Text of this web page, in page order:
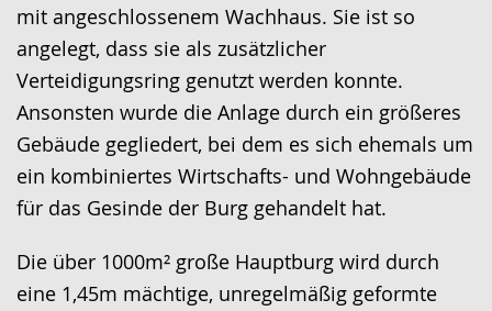
mit angeschlossenem Wachhaus. Sie ist so
angelegt, dass sie als zusätzlicher
Verteidigungsring genutzt werden konnte.
Ansonsten wurde die Anlage durch ein größeres
Gebäude gegliedert, bei dem es sich ehemals um
ein kombiniertes Wirtschafts- und Wohngebäude
für das Gesinde der Burg gehandelt hat.
Die über 1000m² große Hauptburg wird durch
eine 1,45m mächtige, unregelmäßig geformte